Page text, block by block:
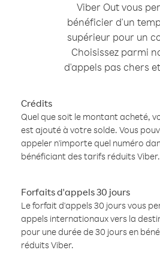
Viber Out vous
bénéficier d'un
supérieur pour un
Choisissez parmi
d'appels pas chers
Crédits
Quel que soit le montant acheté,
est ajouté à votre solde. Vous
appeler n'importe quel numéro
bénéficiant des tarifs réduits Viber.
Forfaits d'appels 30 jours
Le forfait d'appels 30 jours vous
appels internationaux vers la
pour une durée de 30 jours en
réduits Viber.